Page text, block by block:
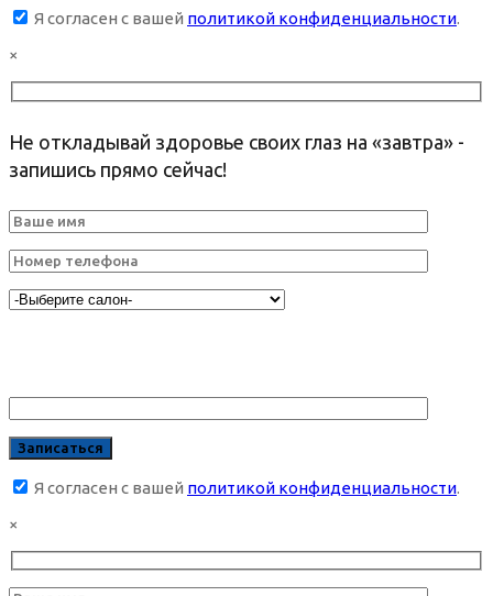
Я согласен с вашей политикой конфиденциальности.
×
Не откладывай здоровье своих глаз на «завтра» -
запишись прямо сейчас!
Я согласен с вашей политикой конфиденциальности.
×